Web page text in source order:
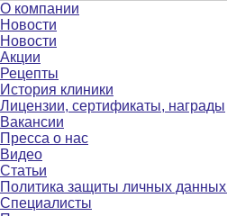
О компании
Новости
Новости
Акции
Рецепты
История клиники
Лицензии, сертификаты, награды
Вакансии
Пресса о нас
Видео
Статьи
Политика защиты личных
Специалисты